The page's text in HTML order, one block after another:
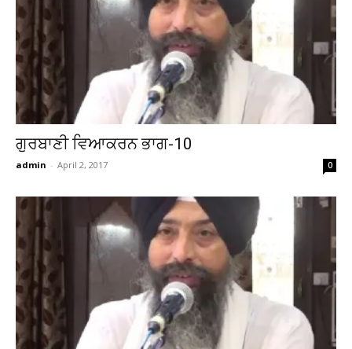
ਗੁਰਬਾਣੀ ਵਿਆਕਰਨ ਭਾਗ-10
admin - April 2, 2017 0